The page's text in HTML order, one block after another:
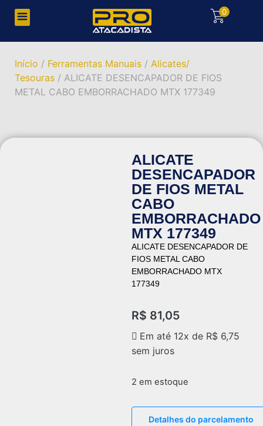
0
Início / Ferramentas Manuais / Alicates/
Tesouras / ALICATE DESENCAPADOR DE FIOS
METAL CABO EMBORRACHADO MTX 177349
ALICATE
DESENCAPADOR
DE FIOS METAL
CABO
EMBORRACHADO
MTX 177349
ALICATE DESENCAPADOR DE
FIOS METAL CABO
EMBORRACHADO MTX
177349
R$ 81,05
Em até 12x de R$ 6,75
sem juros
2 em estoque
Detalhes do parcelamento